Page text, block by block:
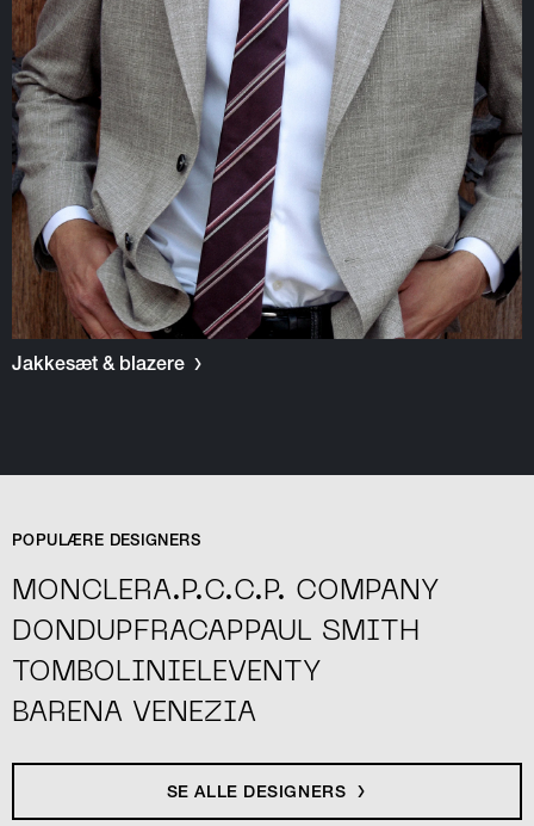
Jakkesæt & blazere
POPULÆRE DESIGNERS
MONCLERA.P.C.C.P. COMPANY
DONDUPFRACAPPAUL SMITH
TOMBOLINIELEVENTY
BARENA VENEZIA
SE ALLE DESIGNERS